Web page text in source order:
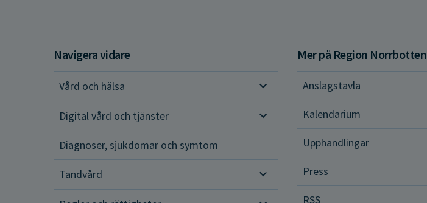
Navigera vidare
Vård och hälsa
Vård och hälsa
Digital vård och tjänster
Diagnoser, sjukdomar och symtom
Tandvård
Mer på Region Norrbotten
Anslagstavla
Kalendarium
Upphandlingar
Press
RSS